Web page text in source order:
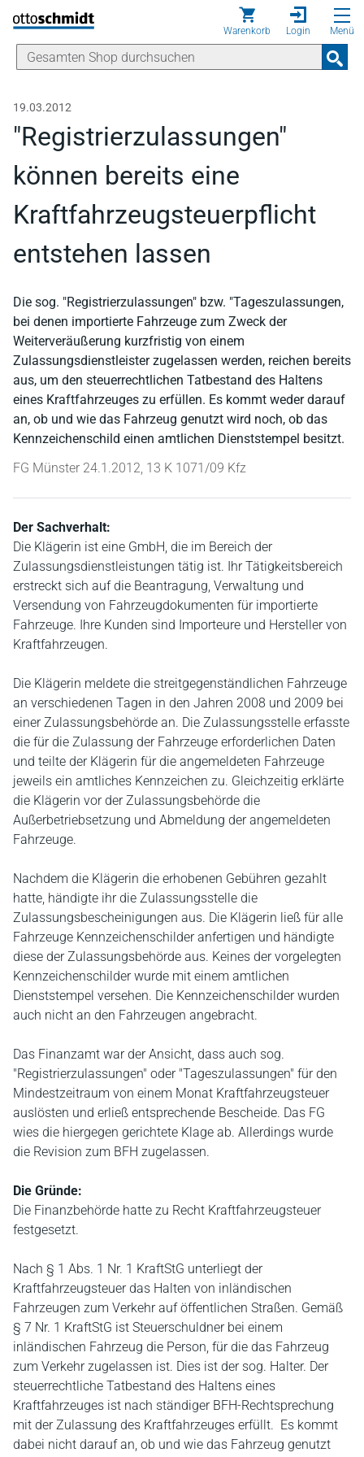
Direkt zum Inhalt
Warenkorb Login Menü
19.03.2012
"Registrierzulassungen"
können bereits eine
Kraftfahrzeugsteuerpflicht
entstehen lassen
Die sog. "Registrierzulassungen" bzw. "Tageszulassungen,
bei denen importierte Fahrzeuge zum Zweck der
Weiterveräußerung kurzfristig von einem
Zulassungsdienstleister zugelassen werden, reichen bereits
aus, um den steuerrechtlichen Tatbestand des Haltens
eines Kraftfahrzeuges zu erfüllen. Es kommt weder darauf
an, ob und wie das Fahrzeug genutzt wird noch, ob das
Kennzeichenschild einen amtlichen Dienststempel besitzt.
FG Münster 24.1.2012, 13 K 1071/09 Kfz
Der Sachverhalt:
Die Klägerin ist eine GmbH, die im Bereich der
Zulassungsdienstleistungen tätig ist. Ihr Tätigkeitsbereich
erstreckt sich auf die Beantragung, Verwaltung und
Versendung von Fahrzeugdokumenten für importierte
Fahrzeuge. Ihre Kunden sind Importeure und Hersteller von
Kraftfahrzeugen.
Die Klägerin meldete die streitgegenständlichen Fahrzeuge
an verschiedenen Tagen in den Jahren 2008 und 2009 bei
einer Zulassungsbehörde an. Die Zulassungsstelle erfasste
die für die Zulassung der Fahrzeuge erforderlichen Daten
und teilte der Klägerin für die angemeldeten Fahrzeuge
jeweils ein amtliches Kennzeichen zu. Gleichzeitig erklärte
die Klägerin vor der Zulassungsbehörde die
Außerbetriebsetzung und Abmeldung der angemeldeten
Fahrzeuge.
Nachdem die Klägerin die erhobenen Gebühren gezahlt
hatte, händigte ihr die Zulassungsstelle die
Zulassungsbescheinigungen aus. Die Klägerin ließ für alle
Fahrzeuge Kennzeichenschilder anfertigen und händigte
diese der Zulassungsbehörde aus. Keines der vorgelegten
Kennzeichenschilder wurde mit einem amtlichen
Dienststempel versehen. Die Kennzeichenschilder wurden
auch nicht an den Fahrzeugen angebracht.
Das Finanzamt war der Ansicht, dass auch sog.
"Registrierzulassungen" oder "Tageszulassungen" für den
Mindestzeitraum von einem Monat Kraftfahrzeugsteuer
auslösten und erließ entsprechende Bescheide. Das FG
wies die hiergegen gerichtete Klage ab. Allerdings wurde
die Revision zum BFH zugelassen.
Die Gründe:
Die Finanzbehörde hatte zu Recht Kraftfahrzeugsteuer
festgesetzt.
Nach § 1 Abs. 1 Nr. 1 KraftStG unterliegt der
Kraftfahrzeugsteuer das Halten von inländischen
Fahrzeugen zum Verkehr auf öffentlichen Straßen. Gemäß
§ 7 Nr. 1 KraftStG ist Steuerschuldner bei einem
inländischen Fahrzeug die Person, für die das Fahrzeug
zum Verkehr zugelassen ist. Dies ist der sog. Halter. Der
steuerrechtliche Tatbestand des Haltens eines
Kraftfahrzeuges ist nach ständiger BFH-Rechtsprechung
mit der Zulassung des Kraftfahrzeuges erfüllt. Es kommt
dabei nicht darauf an, ob und wie das Fahrzeug genutzt